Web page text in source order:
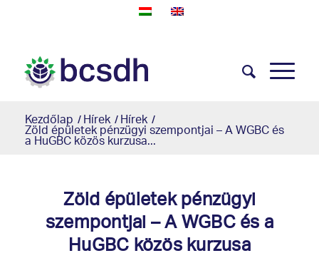
Kezdőlap/Hírek/Hírek/
Zöld épületek pénzügyi szempontjai – A WGBC és
a HuGBC közös kurzusa...
Zöld épületek pénzügyi
szempontjai – A WGBC és a
HuGBC közös kurzusa